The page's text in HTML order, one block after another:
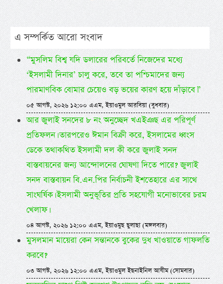
এ সম্পর্কিত আরো সংবাদ
“মুসলিম বিশ্ব যদি ডলারের পরিবর্তে নিজেদের মধ্যে
‘ইসলামী দিনার’ চালু করে, তবে তা পশ্চিমাদের জন্য
পারমাণবিক বোমার চেয়েও বড় ভয়ের কারণ হয়ে দাঁড়াবে।”
০৫ আগস্ট, ২০২৬ ১২:০০ এএম, ইয়াওমুল আরবিয়া (বুধবার)
আর জুলাই সনদের ৮ নং অনুচ্ছেদ খএইঞছ এর পরিপূর্ণ
প্রতিফলন। তারপরেও ঈমান বিক্রী করে, ইসলামের ধ্বংস
ডেকে তথাকথিত ইসলামী দল কী করে জুলাই সনদ
বাস্তবায়নের জন্য আন্দোলনের ঘোষণা দিতে পারে? জুলাই
সনদ বাস্তবায়ন বি.এন.পির নির্বাচনী ইশতেহারে এর সাথে
সাংঘর্ষিক। ইসলামী অনুভূতির প্রতি সহযোগী মনোভাবের চরম
খেলাফ।
০৪ আগস্ট, ২০২৬ ১২:০০ এএম, ইয়াওমুছ ছুলাছা (মঙ্গলবার)
মুসলমান মায়েরা কেন সন্তানকে বুকের দুধ খাওয়াতে গাফলতি
করবে?
০৩ আগস্ট, ২০২৬ ১২:০০ এএম, ইয়াওমুল ইছনাইনিল আযীম (সোমবার)